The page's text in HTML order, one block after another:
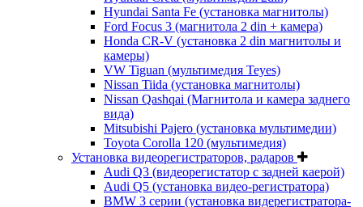
Hyundai Santa Fe (установка магнитолы)
Ford Focus 3 (магнитола 2 din + камера)
Honda CR-V (установка 2 din магнитолы и
камеры)
VW Tiguan (мультимедия Teyes)
Nissan Tiida (установка магнитолы)
Nissan Qashqai (Магнитола и камера заднего
вида)
Mitsubishi Pajero (установка мультимедии)
Toyota Corolla 120 (мультимедия)
Установка видеорегистраторов, радаров
Audi Q3 (видеорегистатор с задней каерой)
Audi Q5 (установка видео-регистратора)
BMW 3 серии (установка видерегистратора-